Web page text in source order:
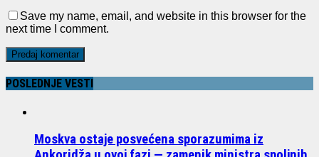
Save my name, email, and website in this browser for the
next time I comment.
POSLEDNJE VESTI
Moskva ostaje posvećena sporazumima iz